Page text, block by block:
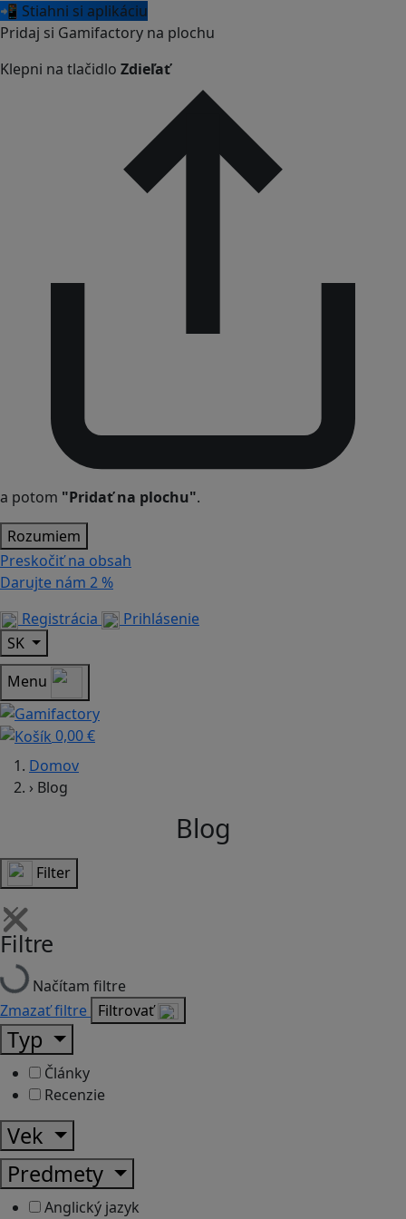
📲 Stiahni si aplikáciu
Pridaj si Gamifactory na plochu
Klepni na tlačidlo Zdieľať
a potom "Pridať na plochu".
Rozumiem
Preskočiť na obsah
Darujte nám 2 %
Registrácia
Prihlásenie
SK
Menu
0,00 €
Domov
› Blog
Blog
Filter
Filtre
Načítam filtre
Zmazať filtre Filtrovať
Typ
Články
Recenzie
Vek
Predmety
Anglický jazyk